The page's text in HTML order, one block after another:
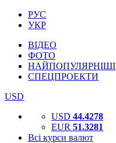
РУС
УКР
ВІДЕО
ФОТО
НАЙПОПУЛЯРНІШІ
СПЕЦПРОЕКТИ
USD
USD 44.4278
EUR 51.3281
Всі курси валют